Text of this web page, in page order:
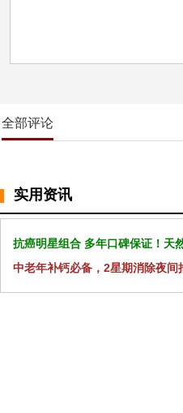
全部评论
实用资讯
抗癌明星组合 多年口碑保证！天
中老年补钙必备，2星期消除夜